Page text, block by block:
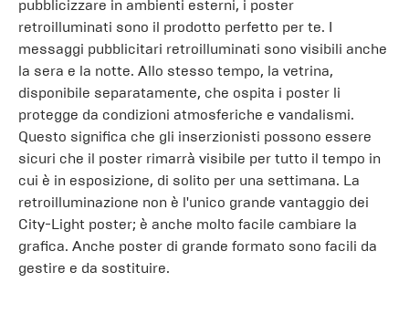
pubblicizzare in ambienti esterni, i poster
retroilluminati sono il prodotto perfetto per te. I
messaggi pubblicitari retroilluminati sono visibili anche
la sera e la notte. Allo stesso tempo, la vetrina,
disponibile separatamente, che ospita i poster li
protegge da condizioni atmosferiche e vandalismi.
Questo significa che gli inserzionisti possono essere
sicuri che il poster rimarrà visibile per tutto il tempo in
cui è in esposizione, di solito per una settimana. La
retroilluminazione non è l'unico grande vantaggio dei
City-Light poster; è anche molto facile cambiare la
grafica. Anche poster di grande formato sono facili da
gestire e da sostituire.